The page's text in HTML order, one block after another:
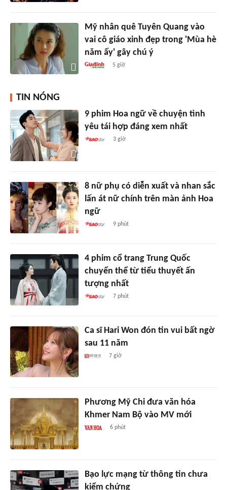
Mỹ nhân quê Tuyên Quang vào
vai cô giáo xinh đẹp trong 'Mùa hè
năm ấy' gây chú ý
5 giờ
TIN NÓNG
9 phim Hoa ngữ về chuyện tình
yêu tái hợp đáng xem nhất
3 giờ
8 nữ phụ có diễn xuất và nhan sắc
lấn át nữ chính trên màn ảnh Hoa
ngữ
9 phút
4 phim cổ trang Trung Quốc
chuyển thể từ tiểu thuyết ấn
tượng nhất
7 phút
Ca sĩ Hari Won đón tin vui bất ngờ
sau 11 năm
7 giờ
Phương Mỹ Chi đưa văn hóa
Khmer Nam Bộ vào MV mới
6 phút
Bạo lực mạng từ thông tin chưa
kiểm chứng